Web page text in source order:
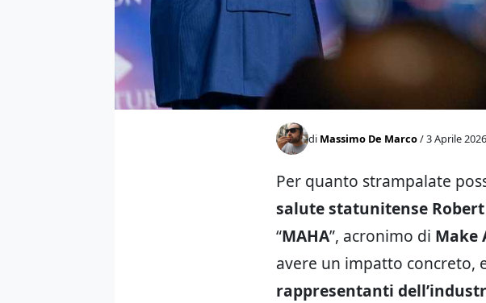
di Massimo De Marco/ 3 Aprile 2026
Per quanto strampalate
salute statunitense Robert
“MAHA”, acronimo di Make
avere un impatto concreto,
rappresentanti